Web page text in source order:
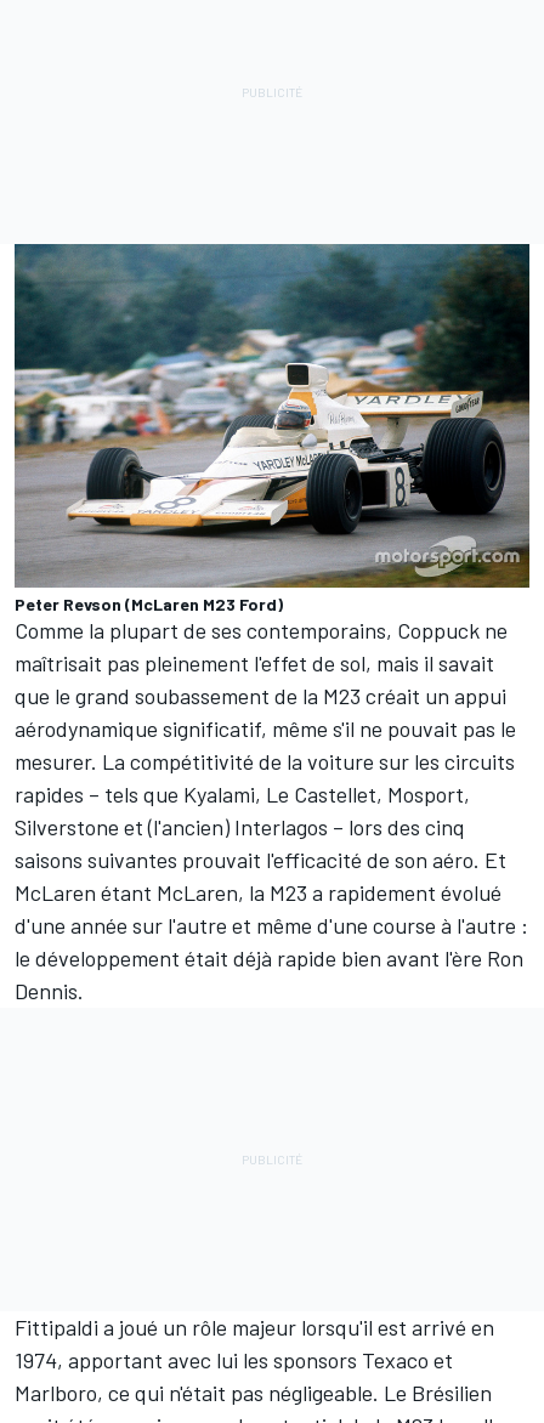
Peter Revson (McLaren M23 Ford)
Comme la plupart de ses contemporains, Coppuck ne
maîtrisait pas pleinement l'effet de sol, mais il savait
que le grand soubassement de la M23 créait un appui
aérodynamique significatif, même s'il ne pouvait pas le
mesurer. La compétitivité de la voiture sur les circuits
rapides – tels que Kyalami, Le Castellet, Mosport,
Silverstone et (l'ancien) Interlagos – lors des cinq
saisons suivantes prouvait l'efficacité de son aéro. Et
McLaren étant McLaren, la M23 a rapidement évolué
d'une année sur l'autre et même d'une course à l'autre :
le développement était déjà rapide bien avant l'ère Ron
Dennis.
Fittipaldi a joué un rôle majeur lorsqu'il est arrivé en
1974, apportant avec lui les sponsors Texaco et
Marlboro, ce qui n'était pas négligeable. Le Brésilien